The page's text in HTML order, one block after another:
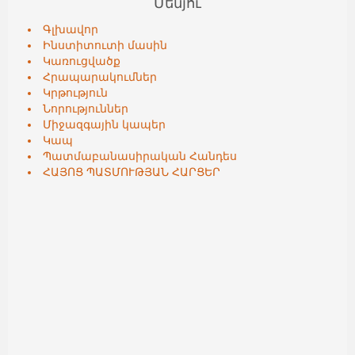
Մենյու
Գլխավոր
Ինստիտուտի մասին
Կառուցվածք
Հրապարակումներ
Կրթություն
Նորություններ
Միջազգային կապեր
Կապ
Պատմաբանասիրական Հանդես
ՀԱՅՈՑ ՊԱՏՄՈՒԹՅԱՆ ՀԱՐՑԵՐ